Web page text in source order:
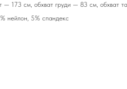
— 173 см, обхват груди — 83 см, обхват
нейлон, 5% спандекс